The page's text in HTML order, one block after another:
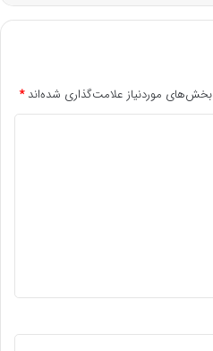
بخش‌های موردنیاز علامت‌گذاری شده‌اند*